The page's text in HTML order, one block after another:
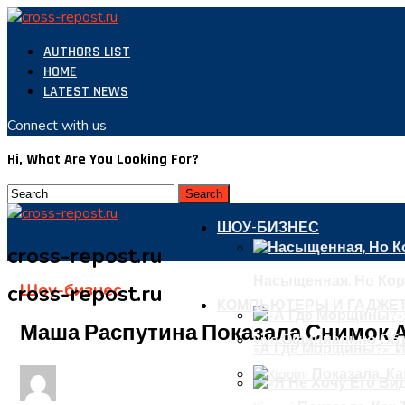
AUTHORS LIST
HOME
LATEST NEWS
Connect with us
Hi, What Are You Looking For?
cross-repost.ru
cross-repost.ru
ШОУ-БИЗНЕС
«А Где Морщины?»:
КОМПЬЮТЕРЫ И
Vivo Официально
Шоу-бизнес
Маша Распутина Показала Снимок